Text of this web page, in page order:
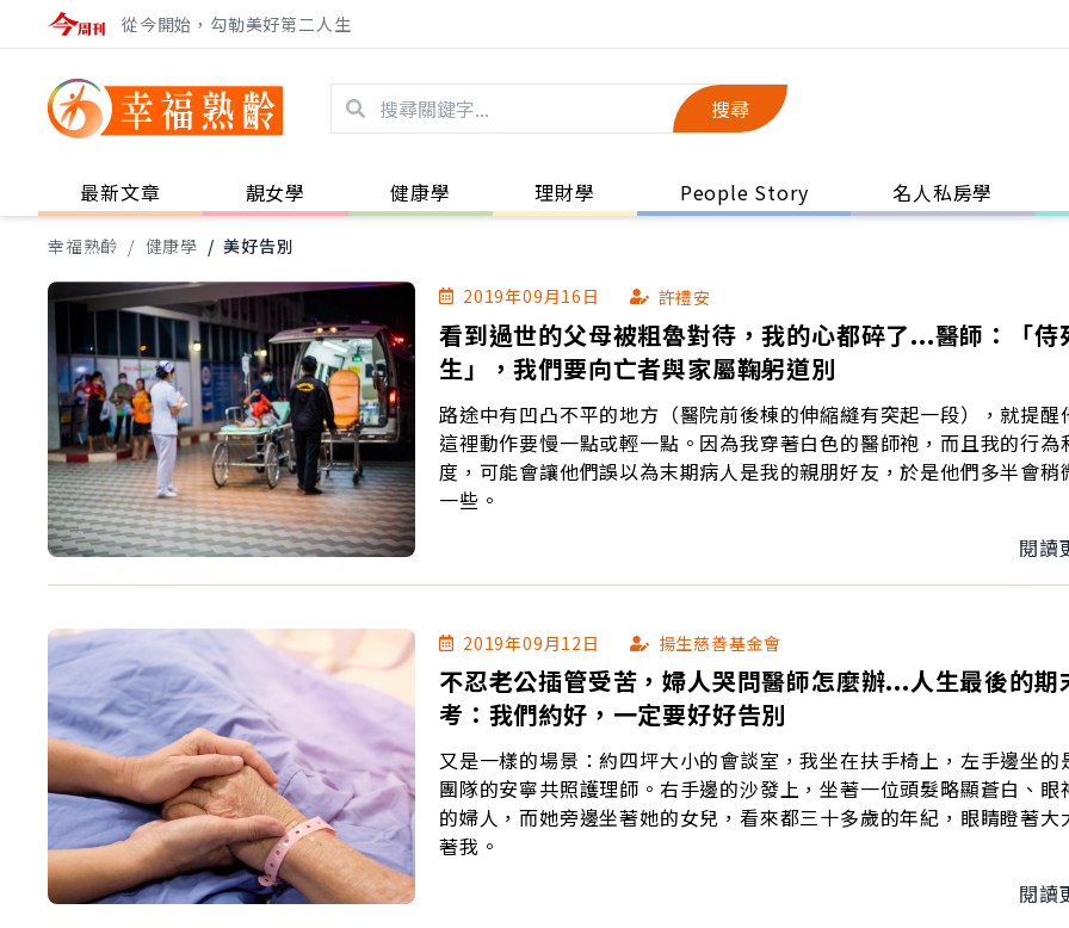
從今開始，勾勒美好第二人生
搜尋
最新文章 靚女學 健康學 理財學 People Story 名人私房學
幸福熟齡 / 健康學 / 美好告別
2019年09月16日 許禮安
看到過世的父母被粗魯對待，我的心都碎了...醫師：「侍
生」，我們要向亡者與家屬鞠躬道別
路途中有凹凸不平的地方（醫院前後棟的伸縮縫有突起一段），就提醒
這裡動作要慢一點或輕一點。因為我穿著白色的醫師袍，而且我的行為
度，可能會讓他們誤以為末期病人是我的親朋好友，於是他們多半會稍
一些。
閱讀
2019年09月12日 揚生慈善基金會
不忍老公插管受苦，婦人哭問醫師怎麼辦...人生最後的期
考：我們約好，一定要好好告別
又是一樣的場景：約四坪大小的會談室，我坐在扶手椅上，左手邊坐的
團隊的安寧共照護理師。右手邊的沙發上，坐著一位頭髮略顯蒼白、眼
的婦人，而她旁邊坐著她的女兒，看來都三十多歲的年紀，眼睛瞪著大
著我。
閱讀